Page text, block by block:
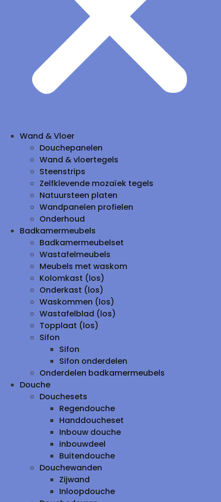
Wand & Vloer
Douchepanelen
Wand & vloertegels
Steenstrips
Zelfklevende mozaïek tegels
Natuursteen platen
Wandpanelen profielen
Onderhoud
Badkamermeubels
Badkamermeubelset
Wastafelmeubels
Meubels met waskom
Kolomkast (los)
Onderkast (los)
Waskommen (los)
Wastafelblad (los)
Topplaat (los)
Sifon
Sifon
Sifon onderdelen
Onderdelen badkamermeubels
Douche
Douchesets
Regendouche
Handdoucheset
Inbouw douche
inbouwdeel
Buitendouche
Douchewanden
Zijwand
Inloopdouche